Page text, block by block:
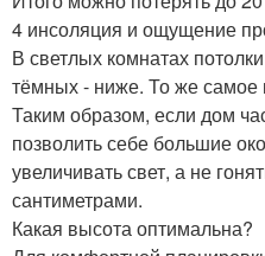
4 инсоляция и ощущение
В светлых комнатах
тёмных - ниже. То же самое
Таким образом, если дом
позволить себе большие
увеличивать свет, а не
сантиметрами.
Какая высота оптимальна?